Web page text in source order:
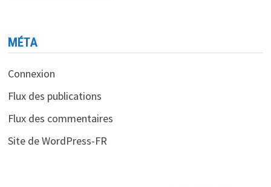
MÉTA
Connexion
Flux des publications
Flux des commentaires
Site de WordPress-FR